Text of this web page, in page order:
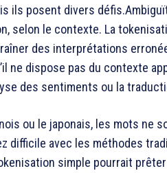
ils posent divers
selon le contexte. La
des interprétations
ne dispose pas du contexte
des sentiments ou la
ou le japonais, les mots ne
difficile avec les méthodes
simple pourrait